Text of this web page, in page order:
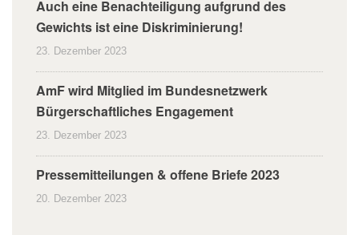
Auch eine Benachteiligung aufgrund des
Gewichts ist eine Diskriminierung!
23. Dezember 2023
AmF wird Mitglied im Bundesnetzwerk
Bürgerschaftliches Engagement
23. Dezember 2023
Pressemitteilungen & offene Briefe 2023
20. Dezember 2023